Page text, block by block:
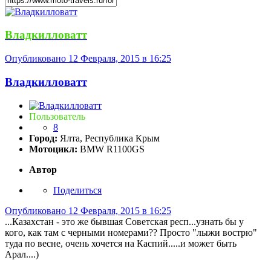
Владкилловатт
Опубликовано 12 Февраля, 2015 в 16:25
Владкилловатт
Пользователь
8
Город: Ялта, Республика Крым
Мотоцикл: BMW R1100GS
Автор
Поделиться
Опубликовано 12 Февраля, 2015 в 16:25
...Казахстан - это же бывшая Советская респ...узнать бы у
кого, как там с черными номерами?? Просто "лыжи вострю"
туда по весне, очень хочется на Каспий.....и может быть
Арал....)